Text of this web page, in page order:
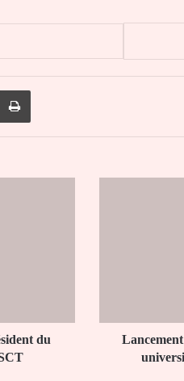
par email Imprimer
du
de
football